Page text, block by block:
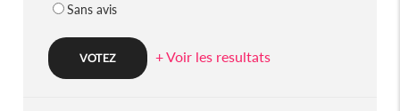
Sans avis
+ Voir les resultats